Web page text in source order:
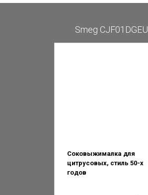
Smeg CJF01DGEU
Соковыжималка для
цитрусовых, стиль 50-х
годов